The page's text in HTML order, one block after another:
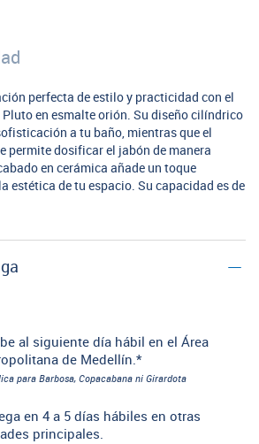
perfecta de estilo y practicidad con el
en esmalte orión. Su diseño cilíndrico
a tu baño, mientras que el
permite dosificar el jabón de manera
en cerámica añade un toque
estética de tu espacio. Su capacidad es de
al siguiente día hábil en el Área
de Medellín.*
para Barbosa, Copacabana ni Girardota
en 4 a 5 días hábiles en otras
principales.